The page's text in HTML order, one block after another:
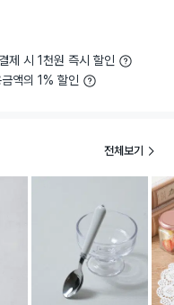
제 시 1천원 즉시 할인
액의 1% 할인
전체보기